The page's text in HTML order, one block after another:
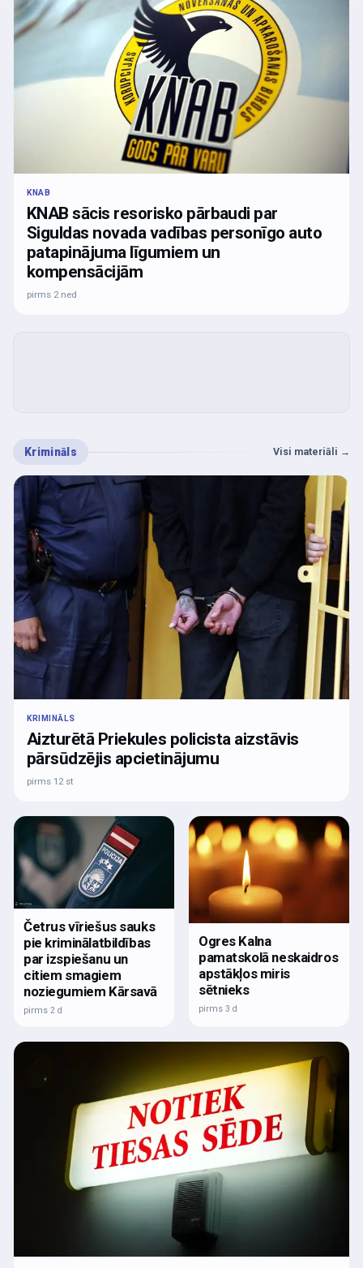
KNAB
KNAB sācis resorisko pārbaudi par
Siguldas novada vadības personīgo auto
patapinājuma līgumiem un
kompensācijām
pirms 2 ned
Krimināls Visi materiāli →
KRIMINĀLS
Aizturētā Priekules policista aizstāvis
pārsūdzējis apcietinājumu
pirms 12 st
Četrus vīriešus sauks
pie kriminālatbildības
par izspiešanu un
citiem smagiem
noziegumiem Kārsavā
pirms 2 d
Ogres Kalna
pamatskolā neskaidros
apstākļos miris
sētnieks
pirms 3 d